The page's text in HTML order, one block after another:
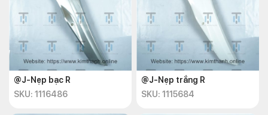
@J-Nẹp bạc R
SKU: 1116486
@J-Nẹp trắng R
SKU: 1115684